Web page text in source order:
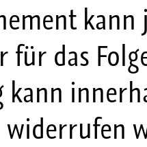
für das
kann